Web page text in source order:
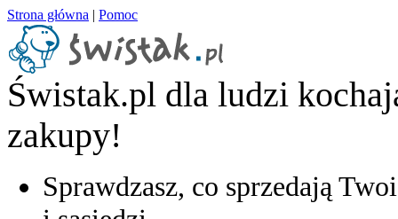
Strona główna | Pomoc
Świstak.pl dla ludzi
zakupy!
Sprawdzasz, co sprzedają